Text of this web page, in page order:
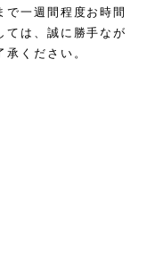
一週間程度お時間
ては、誠に勝手なが
ください。